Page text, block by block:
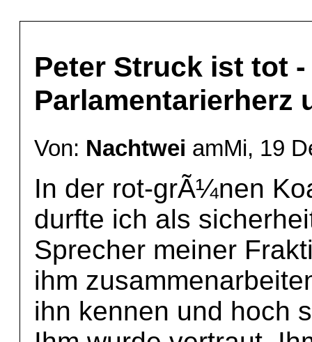
Peter Struck ist tot
Parlamentarierherz
Von: Nachtwei amMi, 19
In der rot-grÃ¼nen
durfte ich als
Sprecher meiner
ihm
ihn kennen und hoch